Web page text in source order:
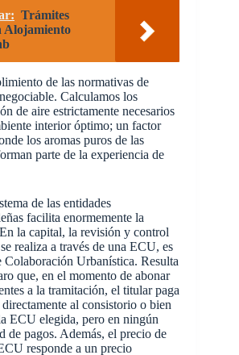
Trámites
Alojamiento
de las normativas de
Calculamos los
de aire estrictamente necesarios
interior óptimo; un factor
los aromas puros de las
parte de la experiencia de
de las entidades
facilita enormemente la
la capital, la revisión y control
realiza a través de una ECU, es
Colaboración Urbanística. Resulta
que, en el momento de abonar
a la tramitación, el titular paga
al consistorio o bien
ECU elegida, pero en ningún
de pagos. Además, el precio de
responde a un precio